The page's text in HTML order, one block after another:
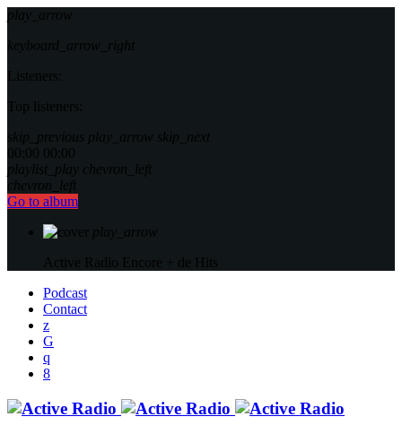
play_arrow
keyboard_arrow_right
Listeners:
Top listeners:
skip_previous play_arrow skip_next
00:00 00:00
playlist_play chevron_left
chevron_left
Go to album
play_arrow
Active Radio Encore + de Hits
Podcast
Contact